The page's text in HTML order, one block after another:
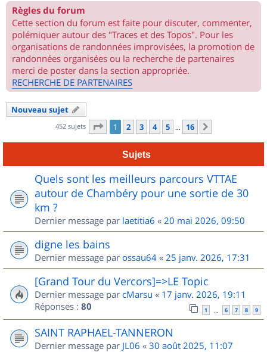
Règles du forum
Cette section du forum est faite pour discuter, commenter,
polémiquer autour des "Traces et des Topos". Pour les
organisations de randonnées improvisées, la promotion de
randonnées organisées ou la recherche de partenaires
merci de poster dans la section appropriée.
RECHERCHE DE PARTENAIRES
Nouveau sujet
452 sujets Page 1sur
1 2 3 4 5 … 16
Sujets
Quels sont les meilleurs parcours VTTAE
autour de Chambéry pour une sortie de 30
km ?
Dernier message par laetitia6 « 20 mai 2026, 09:50
digne les bains
Dernier message par ossau64 « 25 janv. 2026, 17:31
[Grand Tour du Vercors]=>LE Topic
Dernier message par cMarsu « 17 janv. 2026, 19:11
Réponses : 80 1 … 6 7 8 9
SAINT RAPHAEL-TANNERON
Dernier message par JL06 « 30 août 2025, 11:07